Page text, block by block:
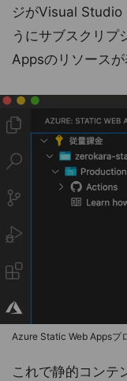
ジがVisual Studio
うにサブスクリ
Appsのリソースが
Azure Static Web Appsプ
これで静的コンテ